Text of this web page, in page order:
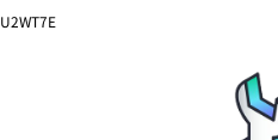
キ
カート
HPEストアで商品を検索
U2WT7E